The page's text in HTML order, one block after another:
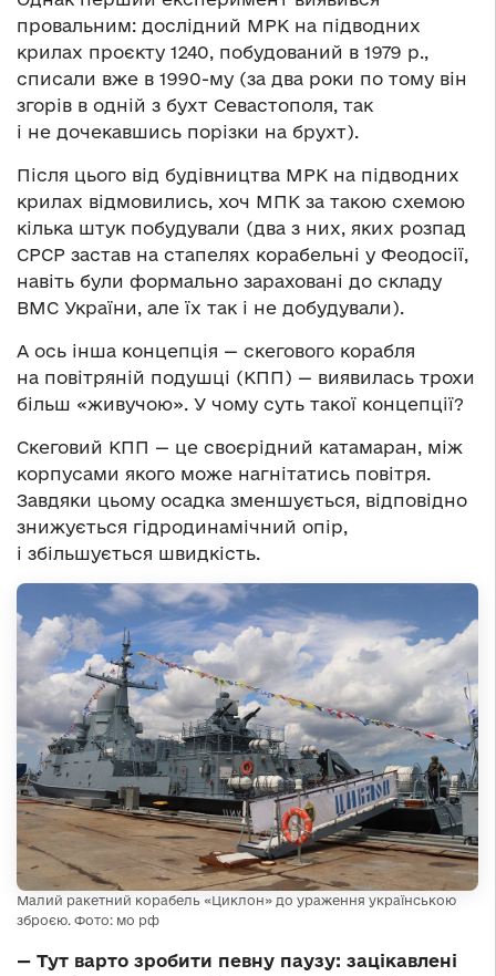
провальним: дослідний МРК на підводних
крилах проєкту 1240, побудований в 1979 р.,
списали вже в 1990-му (за два роки по тому він
згорів в одній з бухт Севастополя, так
і не дочекавшись порізки на брухт).
Після цього від будівництва МРК на підводних
крилах відмовились, хоч МПК за такою схемою
кілька штук побудували (два з них, яких розпад
СРСР застав на стапелях корабельні у Феодосії,
навіть були формально зараховані до складу
ВМС України, але їх так і не добудували).
А ось інша концепція — скегового корабля
на повітряній подушці (КПП) — виявилась трохи
більш «живучою». У чому суть такої концепції?
Скеговий КПП — це своєрідний катамаран, між
корпусами якого може нагнітатись повітря.
Завдяки цьому осадка зменшується, відповідно
знижується гідродинамічний опір,
і збільшується швидкість.
Малий ракетний корабель «Циклон» до ураження українською
зброєю. Фото: мо рф
— Тут варто зробити певну паузу: зацікавлені